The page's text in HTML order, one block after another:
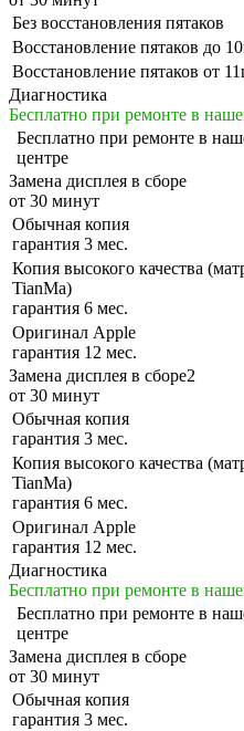
Без восстановления пятаков
Восстановление пятаков до
Восстановление пятаков от
Диагностика
Бесплатно при ремонте в
Бесплатно при ремонте в
центре
Замена дисплея в сборе
от 30 минут
Обычная копия
гарантия 3 мес.
Копия высокого качества
TianMa)
гарантия 6 мес.
Оригинал Apple
гарантия 12 мес.
Замена дисплея в сборе2
от 30 минут
Обычная копия
гарантия 3 мес.
Копия высокого качества
TianMa)
гарантия 6 мес.
Оригинал Apple
гарантия 12 мес.
Диагностика
Бесплатно при ремонте в
Бесплатно при ремонте в
центре
Замена дисплея в сборе
от 30 минут
Обычная копия
гарантия 3 мес.